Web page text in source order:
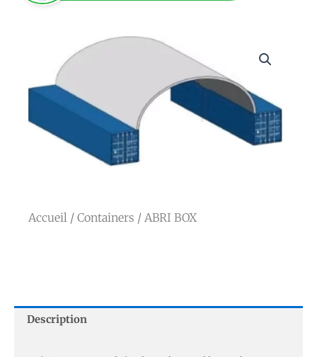
Accueil / Containers / ABRI BOX
Description